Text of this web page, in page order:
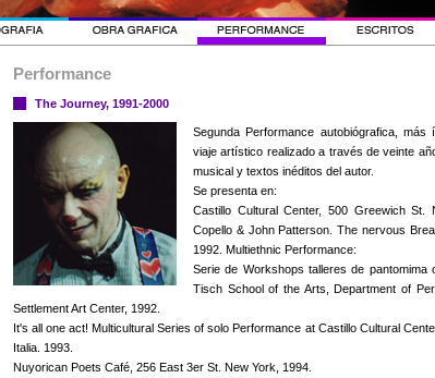
Performance
The Journey, 1991-2000
Segunda Performance autobiógrafica,
viaje artístico realizado a través de veinte
musical y textos inéditos del autor.
Se presenta en:
Castillo Cultural Center, 500 Greewich St.
Copello & John Patterson. The nervous
1992. Multiethnic Performance:
Serie de Workshops talleres de
Tisch School of the Arts, Department of
Settlement Art Center, 1992.
It's all one act! Multicultural Series of solo Performance at Castillo Cultural
Italia. 1993.
Nuyorican Poets Café, 256 East 3er St. New York, 1994.